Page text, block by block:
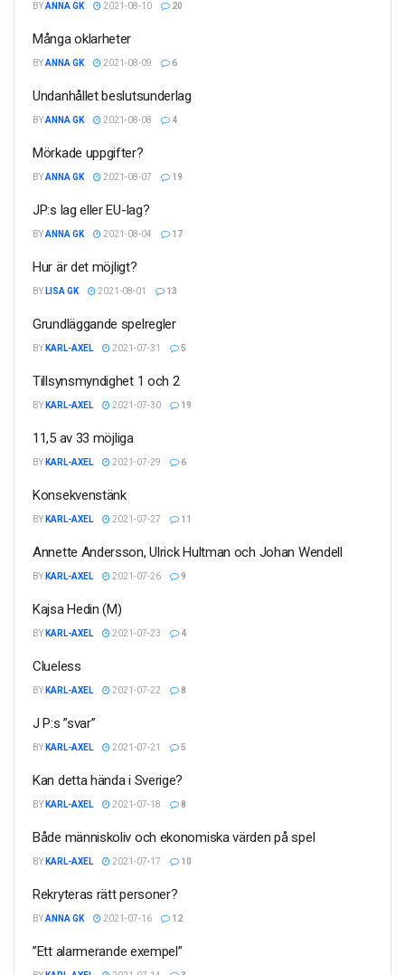
BYANNA GK 2021-08-10 20
Många oklarheter
BYANNA GK 2021-08-09 6
Undanhållet beslutsunderlag
BYANNA GK 2021-08-08 4
Mörkade uppgifter?
BYANNA GK 2021-08-07 19
JP:s lag eller EU-lag?
BYANNA GK 2021-08-04 17
Hur är det möjligt?
BY LISA GK 2021-08-01 13
Grundläggande spelregler
BY KARL-AXEL 2021-07-31 5
Tillsynsmyndighet 1 och 2
BY KARL-AXEL 2021-07-30 19
11,5 av 33 möjliga
BY KARL-AXEL 2021-07-29 6
Konsekvenstänk
BY KARL-AXEL 2021-07-27 11
Annette Andersson, Ulrick Hultman och Johan Wendell
BY KARL-AXEL 2021-07-26 9
Kajsa Hedin (M)
BY KARL-AXEL 2021-07-23 4
Clueless
BY KARL-AXEL 2021-07-22 8
J P:s ”svar”
BY KARL-AXEL 2021-07-21 5
Kan detta hända i Sverige?
BY KARL-AXEL 2021-07-18 8
Både människoliv och ekonomiska värden på spel
BY KARL-AXEL 2021-07-17 10
Rekryteras rätt personer?
BYANNA GK 2021-07-16 12
”Ett alarmerande exempel”